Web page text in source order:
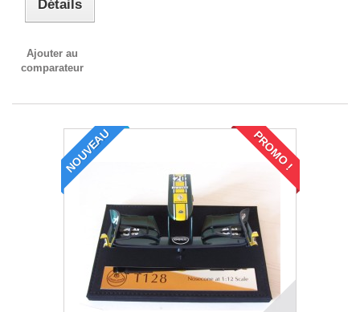
Détails
Ajouter au
comparateur
NOUVEAU PROMO !